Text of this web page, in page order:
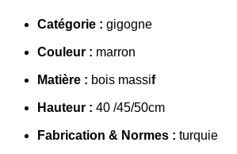
Catégorie : gigogne
Couleur : marron
Matière : bois massif
Hauteur : 40 /45/50cm
Fabrication & Normes : turquie